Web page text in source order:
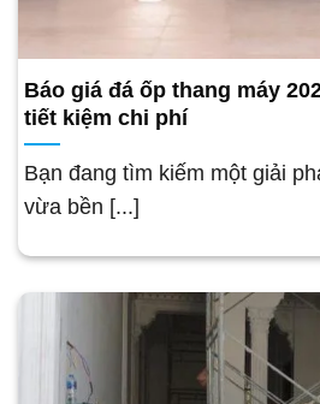
Báo giá đá ốp thang máy
tiết kiệm chi phí
Bạn đang tìm kiếm một giải
vừa bền [...]